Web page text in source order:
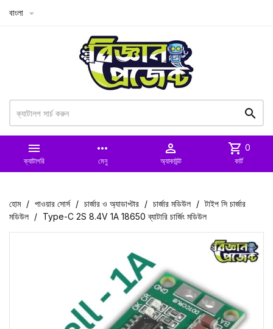
বাংলা 


ক্যাটাগরি
more_horiz
মেনু

অ্যাকাউন্ট
shopping_cart 0
কার্ট
হোম পাওয়ার সোর্স চার্জার ও অ্যাডাপ্টার চার্জার মডিউল
টাইপ সি চার্জার
মডিউল
Type-C 2S 8.4V 1A 18650 ব্যাটারি চার্জিং মডিউল